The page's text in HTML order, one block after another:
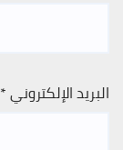
البريد الإلكتروني*